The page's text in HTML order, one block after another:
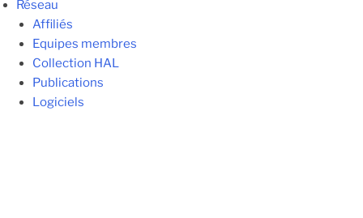
Réseau
Affiliés
Equipes membres
Collection HAL
Publications
Logiciels